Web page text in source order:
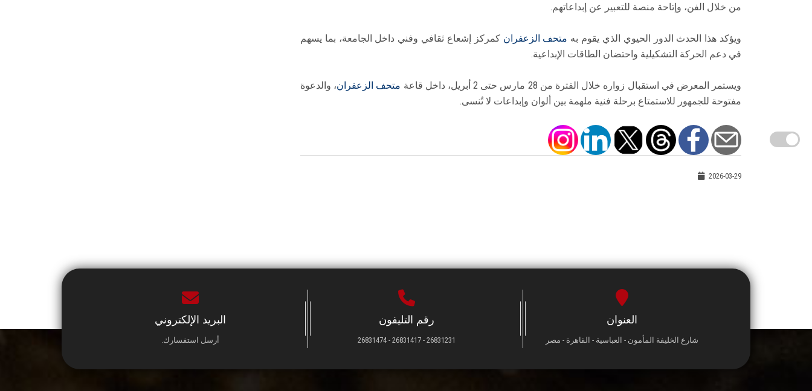
من خلال الفن، وإتاحة منصة للتعبير عن إبداعاتهم.
ويؤكد هذا الحدث الدور الحيوي الذي يقوم به متحف الزعفران كمركز إشعاع ثقافي وفني داخل الجامعة، بما يسهم
في دعم الحركة التشكيلية واحتضان الطاقات الإبداعية.
ويستمر المعرض في استقبال زواره خلال الفترة من 28 مارس حتى 2 أبريل، داخل قاعة متحف الزعفران، والدعوة
مفتوحة للجمهور للاستمتاع برحلة فنية ملهمة بين ألوان وإبداعات لا تُنسى.
2026-03-29
العنوان
شارع الخليفة المأمون - العباسية - القاهرة - مصر
رقم التليفون
26831231 - 26831417 - 26831474
البريد الإلكتروني
أرسل استفسارك.